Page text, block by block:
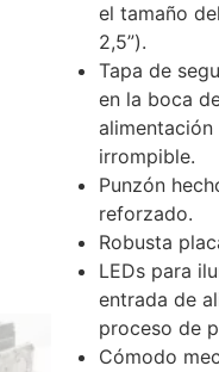
el tamaño
2,5”).
Tapa de
en la boca
irrompible.
Punzón
reforzado.
Robusta
LEDs para
entrada de
proceso de
Cómodo